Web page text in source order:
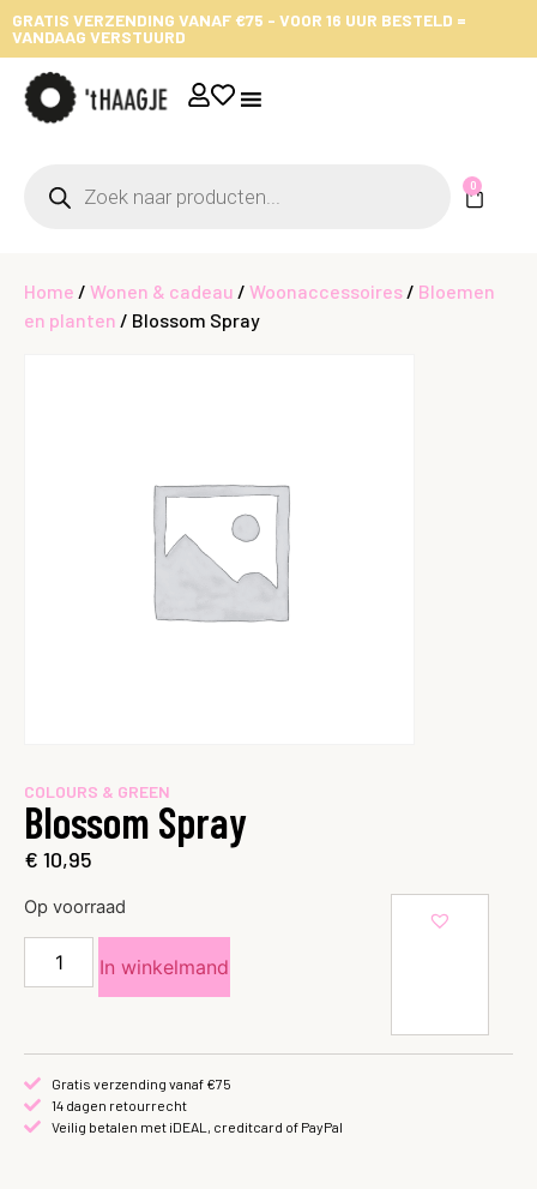
GRATIS VERZENDING VANAF €75 - VOOR 16 UUR BESTELD =
VANDAAG VERSTUURD
0
Home / Wonen & cadeau / Woonaccessoires / Bloemen
en planten / Blossom Spray
COLOURS & GREEN
Blossom Spray
€ 10,95
Op voorraad
In winkelmand
Gratis verzending vanaf €75
14 dagen retourrecht
Veilig betalen met iDEAL, creditcard of PayPal